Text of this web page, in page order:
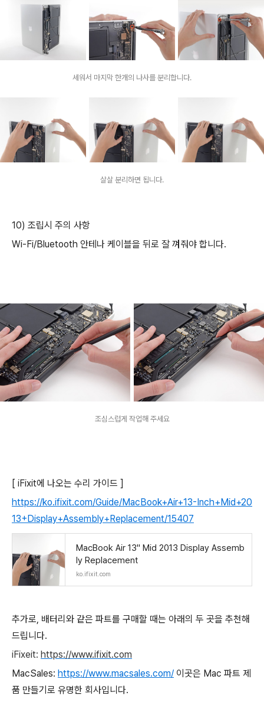
세워서 마지막 한개의 나사를 분리합니다.
살살 분리하면 됩니다.
10) 조립시 주의 사항
Wi-Fi/Bluetooth 안테나 케이블을 뒤로 잘 껴줘야 합니다.
조심스럽게 작업해 주세요
[ iFixit에 나오는 수리 가이드 ]
https://ko.ifixit.com/Guide/MacBook+Air+13-Inch+Mid+20
13+Display+Assembly+Replacement/15407
MacBook Air 13" Mid 2013 Display Assemb
ly Replacement
ko.ifixit.com
추가로, 배터리와 같은 파트를 구매할 때는 아래의 두 곳을 추천해
드립니다.
iFixeit: https://www.ifixit.com
MacSales: https://www.macsales.com/ 이곳은 Mac 파트 제
품 만들기로 유명한 회사입니다.